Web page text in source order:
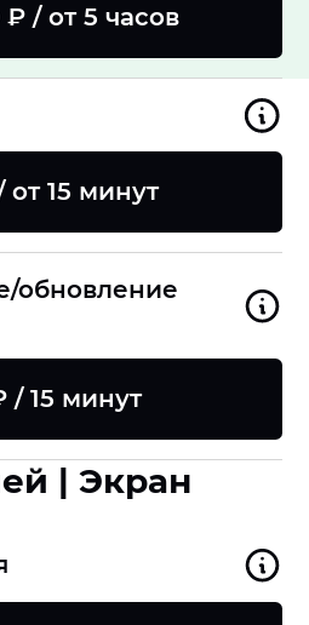
₽ / от 5 часов
от 15 минут
обновление
/ 15 минут
| Экран